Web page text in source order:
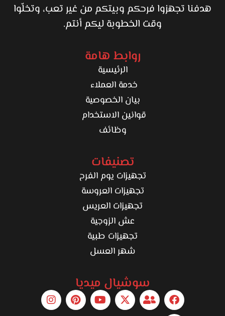
هدفنا تجهزوا فرحكم وبيتكم من غير تعب، وتخلّوا
وقت الخطوبة ليكم أنتم.
روابط هامة
الرئيسية
خدمة العملاء
بيان الخصوصية
قوانين الاستخدام
وظائف
تصنيفات
تجهيزات يوم الفرح
تجهيزات العروسة
تجهيزات العريس
عش الزوجية
تجهيزات طبية
شهر العسل
سوشيال ميديا